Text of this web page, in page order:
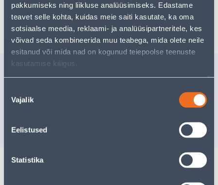
pakkumiseks ning liikluse analüüsimiseks. Edastame
teavet selle kohta, kuidas meie saiti kasutate, ka oma
sotsiaalse meedia, reklaami- ja analüüsipartneritele, kes
võivad seda kombineerida muu teabega, mida olete neile
esitanud või mida nad on kogunud teiepoolse teenuste
kasutamise käigus.
valik
Vajalik
Eelistused
Statistika
Tarne pole võimalik
Sarnased tooted
10TK
1.73 €
sisselogitud